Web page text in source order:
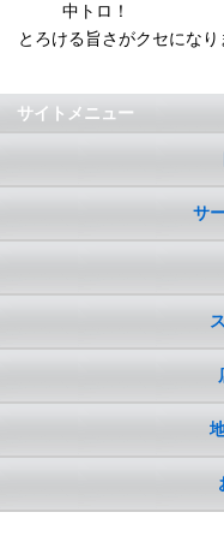
中トロ！
とろける旨さがクセにな
サイトメニュー
サ